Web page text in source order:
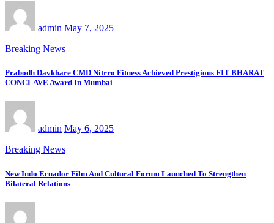
admin May 7, 2025
Breaking News
Prabodh Davkhare CMD Nitrro Fitness Achieved Prestigious FIT BHARAT
CONCLAVE Award In Mumbai
admin May 6, 2025
Breaking News
New Indo Ecuador Film And Cultural Forum Launched To Strengthen
Bilateral Relations